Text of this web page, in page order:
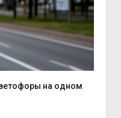
на одном